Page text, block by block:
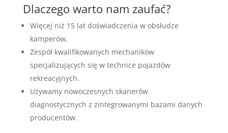
Dlaczego warto nam zaufać?
Więcej niż 15 lat doświadczenia w obsłudze
kamperów.
Zespół kwalifikowanych mechaników
specjalizujących się w technice pojazdów
rekreacyjnych.
Używamy nowoczesnych skanerów
diagnostycznych z zintegrowanymi bazami danych
producentów.